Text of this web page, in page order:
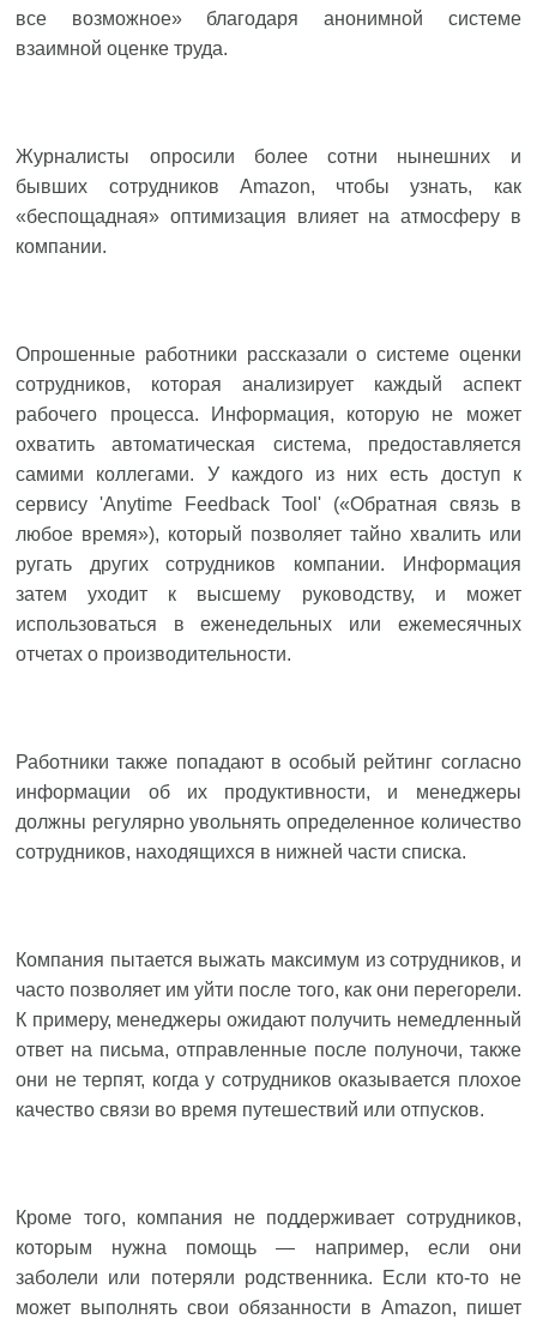
все возможное» благодаря анонимной системе
взаимной оценке труда.
Журналисты опросили более сотни нынешних и
бывших сотрудников Amazon, чтобы узнать, как
«беспощадная» оптимизация влияет на атмосферу в
компании.
Опрошенные работники рассказали о системе оценки
сотрудников, которая анализирует каждый аспект
рабочего процесса. Информация, которую не может
охватить автоматическая система, предоставляется
самими коллегами. У каждого из них есть доступ к
сервису 'Anytime Feedback Tool' («Обратная связь в
любое время»), который позволяет тайно хвалить или
ругать других сотрудников компании. Информация
затем уходит к высшему руководству, и может
использоваться в еженедельных или ежемесячных
отчетах о производительности.
Работники также попадают в особый рейтинг согласно
информации об их продуктивности, и менеджеры
должны регулярно увольнять определенное количество
сотрудников, находящихся в нижней части списка.
Компания пытается выжать максимум из сотрудников, и
часто позволяет им уйти после того, как они перегорели.
К примеру, менеджеры ожидают получить немедленный
ответ на письма, отправленные после полуночи, также
они не терпят, когда у сотрудников оказывается плохое
качество связи во время путешествий или отпусков.
Кроме того, компания не поддерживает сотрудников,
которым нужна помощь — например, если они
заболели или потеряли родственника. Если кто-то не
может выполнять свои обязанности в Amazon, пишет